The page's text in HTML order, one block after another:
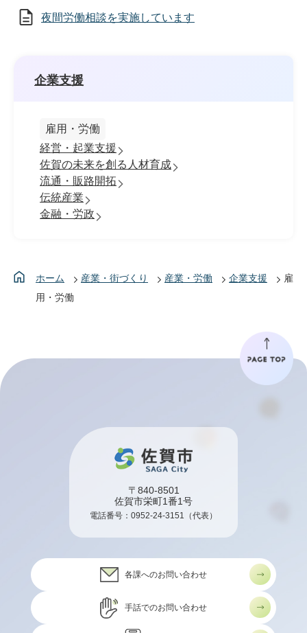
夜間労働相談を実施しています
企業支援
雇用・労働
経営・起業支援
佐賀の未来を創る人材育成
流通・販路開拓
伝統産業
金融・労政
ホーム 産業・街づくり 産業・労働 企業支援
雇
用・労働
〒840-8501
佐賀市栄町1番1号
電話番号： 0952-24-3151 （代表）
各課へのお問い合わせ
手話でのお問い合わせ